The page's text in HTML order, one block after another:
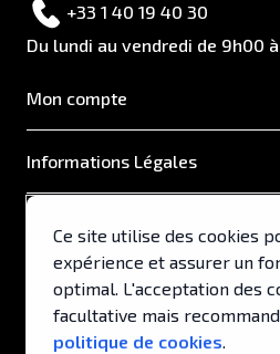
+33 1 40 19 40 30
Du lundi au vendredi de 9h00
Mon compte
Informations Légales
Support & Services
Ce site utilise des cookies
expérience et assurer un
optimal. L'acceptation des
facultative mais
politique de cookies.